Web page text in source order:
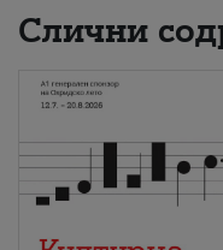
Слични